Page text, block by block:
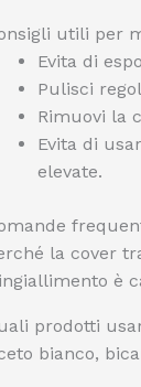
utili per
Evita di
Pulisci
Rimuovi la
Evita di
elevate.
la cover
è
prodotti
bianco,